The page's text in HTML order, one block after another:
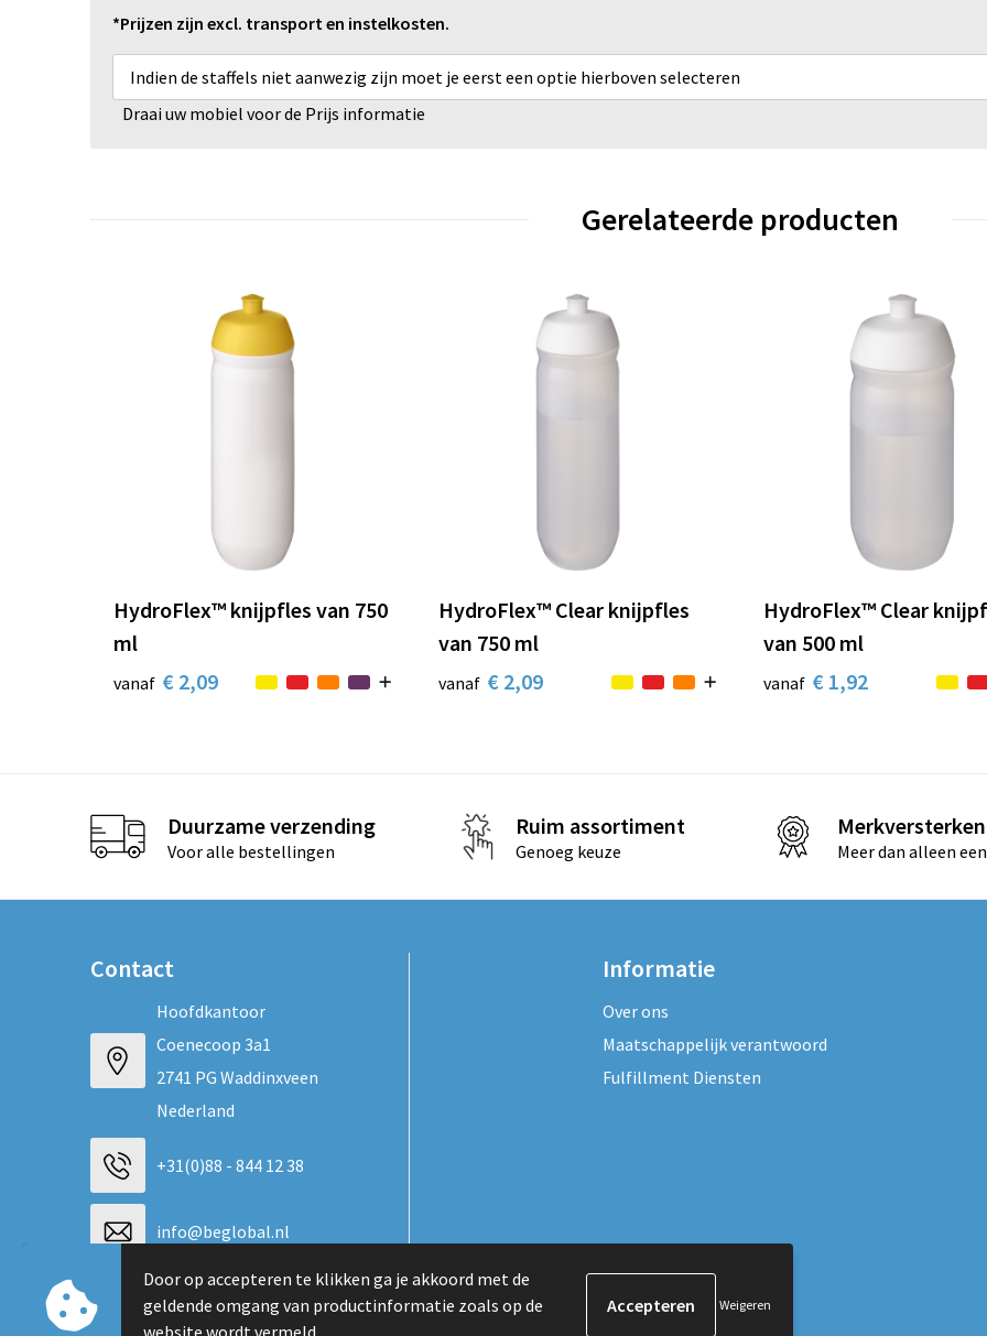
*Prijzen zijn excl. transport en instelkosten.
Indien de staffels niet aanwezig zijn moet je eerst een optie hierboven selecteren
Draai uw mobiel voor de Prijs informatie
Gerelateerde producten
HydroFlex™ knijpfles van 750
ml
vanaf € 2,09
HydroFlex™ Clear knijpfles
van 750 ml
vanaf € 2,09
HydroFlex™ Clear
van 500 ml
vanaf € 1,92
Duurzame verzending
Voor alle bestellingen
Ruim assortiment
Genoeg keuze Meer dan alleen
Contact
Hoofdkantoor
Coenecoop 3a1
2741 PG Waddinxveen
Nederland
+31(0)88 - 844 12 38
info@beglobal.nl
Neem contact op
Informatie
Over ons
Maatschappelijk verantwoord
Fulfillment Diensten
Door op accepteren te klikken ga je akkoord met de
geldende omgang van productinformatie zoals op de
website wordt vermeld.
Weigeren